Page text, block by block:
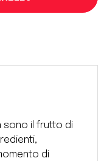
sono il frutto di
di